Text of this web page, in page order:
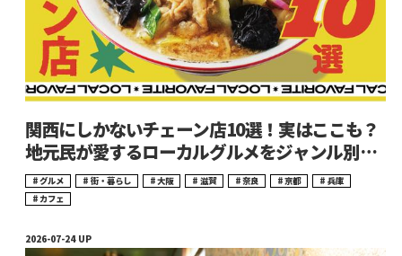
関西にしかないチェーン店10選！実はここも？
地元民が愛するローカルグルメをジャンル別に
ご紹介
グルメ 街・暮らし 大阪 滋賀 奈良 京都
兵庫
カフェ